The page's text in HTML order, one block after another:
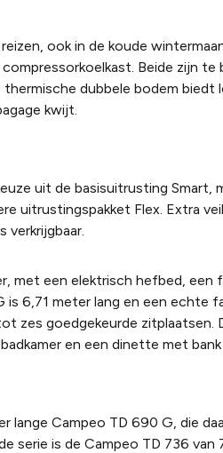
ook in de koude
Beide zijn te
dubbele bodem biedt
kwijt.
uit de basisuitrusting Smart,
uitrustingspakket Flex. Extra
verkrijgbaar.
met een elektrisch hefbed,
6,71 meter lang en een echte
zes goedgekeurde zitplaatsen.
en een dinette met
Campeo TD 690 G, die
serie is de Campeo TD 736 van